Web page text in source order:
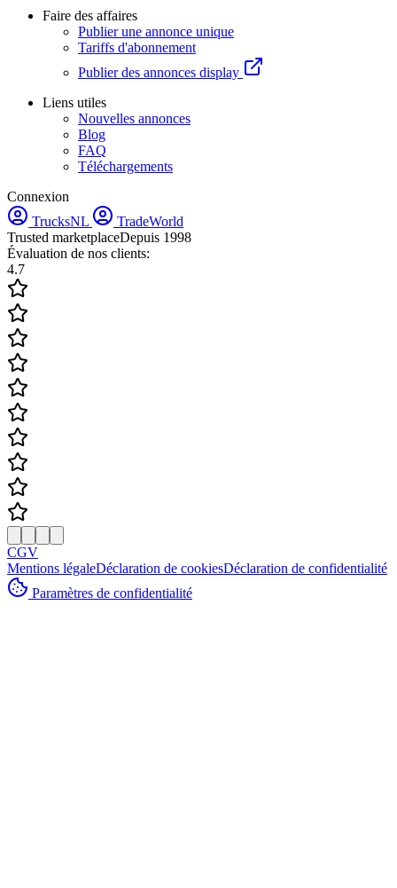
Faire des affaires
Publier une annonce unique
Tariffs d'abonnement
Publier des annonces display
Liens utiles
Nouvelles annonces
Blog
FAQ
Téléchargements
Connexion
TrucksNL
TradeWorld
Trusted marketplaceDepuis 1998
Évaluation de nos clients:
4.7
CGV
Mentions légaleDéclaration de cookiesDéclaration de confidentialité
Paramètres de confidentialité